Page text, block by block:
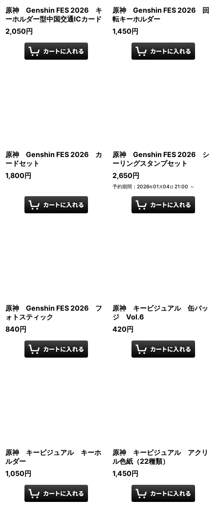
原神 Genshin FES 2026 キ
ーホルダー型中国交通ICカード
2,050円
原神 Genshin FES 2026 回
転キーホルダー
1,450円
原神 Genshin FES 2026 カ
ードセット
1,800円
原神 Genshin FES 2026 シ
ーリングスタンプセット
2,650円
予約期間 : 2026年01 月04 日 21:00 ～
原神 Genshin FES 2026 フ
ォトスティック
840円
原神 キービジュアル 缶バッ
ジ Vol.6
420円
原神 キービジュアル キーホ
ルダー
1,050円
原神 キービジュアル アクリ
ル色紙（22種類）
1,450円